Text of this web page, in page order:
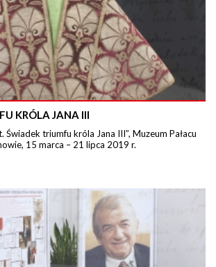
KRÓLA JANA III
Świadek triumfu króla Jana III”, Muzeum Pałacu
15 marca – 21 lipca 2019 r.